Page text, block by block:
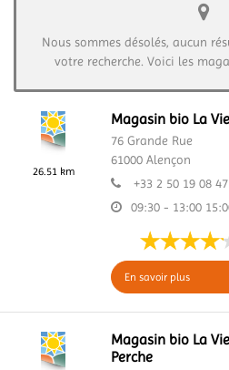
Nous sommes désolés, aucun
votre recherche. Voici les
26.51 km
Magasin bio La
76 Grande Rue
61000 Alençon
+33 2 50 19 08 47
09:30 - 13:00
En savoir plus
Magasin bio La
Perche